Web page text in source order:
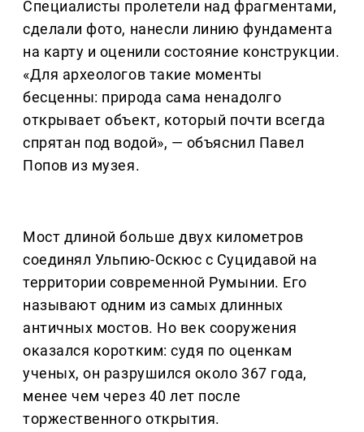
Специалисты пролетели над фрагментами,
сделали фото, нанесли линию фундамента
на карту и оценили состояние конструкции.
«Для археологов такие моменты
бесценны: природа сама ненадолго
открывает объект, который почти всегда
спрятан под водой», — объяснил Павел
Попов из музея.
Мост длиной больше двух километров
соединял Ульпию-Оскюс с Суцидавой на
территории современной Румынии. Его
называют одним из самых длинных
античных мостов. Но век сооружения
оказался коротким: судя по оценкам
ученых, он разрушился около 367 года,
менее чем через 40 лет после
торжественного открытия.